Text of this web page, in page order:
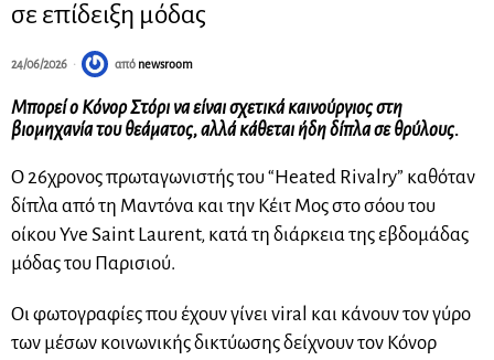
σε επίδειξη μόδας
24/06/2026 από newsroom
Μπορεί ο Κόνορ Στόρι να είναι σχετικά καινούργιος στη
βιομηχανία του θεάματος, αλλά κάθεται ήδη δίπλα σε θρύλους.
Ο 26χρονος πρωταγωνιστής του “Heated Rivalry” καθόταν
δίπλα από τη Μαντόνα και την Κέιτ Μος στο σόου του
οίκου Yve Saint Laurent, κατά τη διάρκεια της εβδομάδας
μόδας του Παρισιού.
Οι φωτογραφίες που έχουν γίνει viral και κάνουν τον γύρο
των μέσων κοινωνικής δικτύωσης δείχνουν τον Κόνορ